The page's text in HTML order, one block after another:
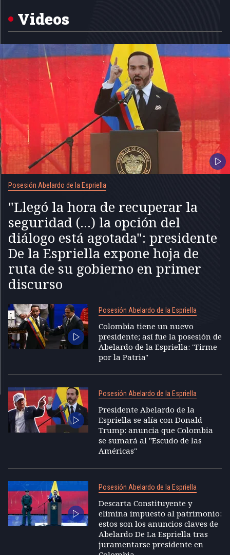
Videos
Posesión Abelardo de la Espriella
"Llegó la hora de recuperar la
seguridad (...) la opción del
diálogo está agotada": presidente
De la Espriella expone hoja de
ruta de su gobierno en primer
discurso
Posesión Abelardo de la Espriella
Colombia tiene un nuevo
presidente; así fue la posesión de
Abelardo de la Espriella: "Firme
por la Patria"
Posesión Abelardo de la Espriella
Presidente Abelardo de la
Espriella se alía con Donald
Trump: anuncia que Colombia
se sumará al "Escudo de las
Américas"
Posesión Abelardo de la Espriella
Descarta Constituyente y
elimina impuesto al patrimonio:
estos son los anuncios claves de
Abelardo De La Espriella tras
juramentarse presidente en